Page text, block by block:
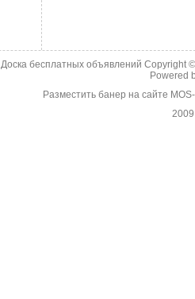
Доска бесплатных объявлений Copyright
Powered
Разместить банер на сайте